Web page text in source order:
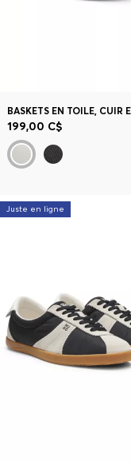
199,00 C$
Juste en ligne